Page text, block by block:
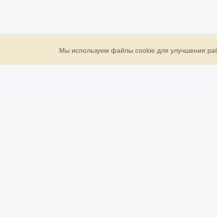
Мы используем файлы cookie для улучшения